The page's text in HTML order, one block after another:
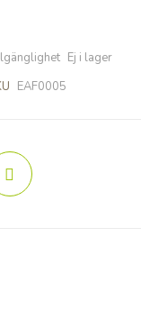
Ej i lager
EAF0005